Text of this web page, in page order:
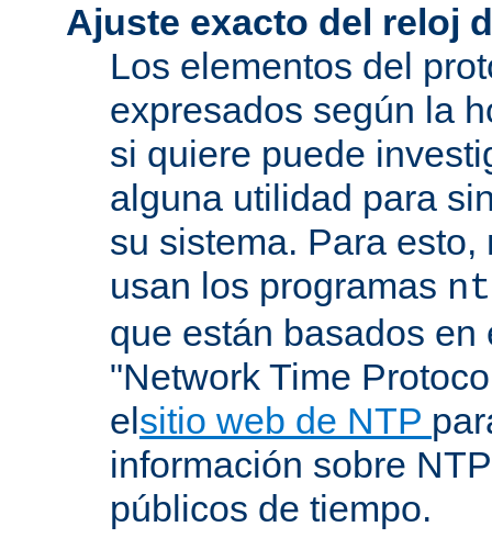
Ajuste exacto del reloj
Los elementos del
expresados según la
si quiere puede
alguna utilidad para
su sistema. Para esto,
usan los programas
que están basados en
"Network Time
elsitio web de NTP
información sobre
públicos de tiempo.